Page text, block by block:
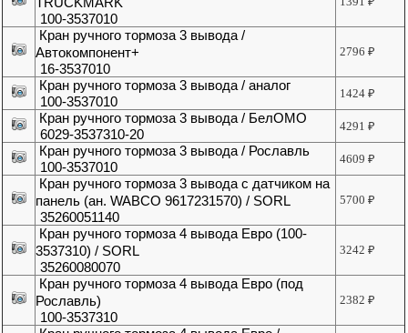
100-3537010
Кран ручного тормоза 3 вывода /
Автокомпонент+
16-3537010
2796₽
Кран ручного тормоза 3 вывода / аналог
100-3537010
1424₽
Кран ручного тормоза 3 вывода / БелОМО
6029-3537310-20
4291₽
Кран ручного тормоза 3 вывода / Рославль
100-3537010
4609₽
Кран ручного тормоза 3 вывода с датчиком на
панель (ан. WABCO 9617231570) / SORL
35260051140
5700₽
Кран ручного тормоза 4 вывода Евро (100-
3537310) / SORL
35260080070
3242₽
Кран ручного тормоза 4 вывода Евро (под
Рославль)
100-3537310
2382₽